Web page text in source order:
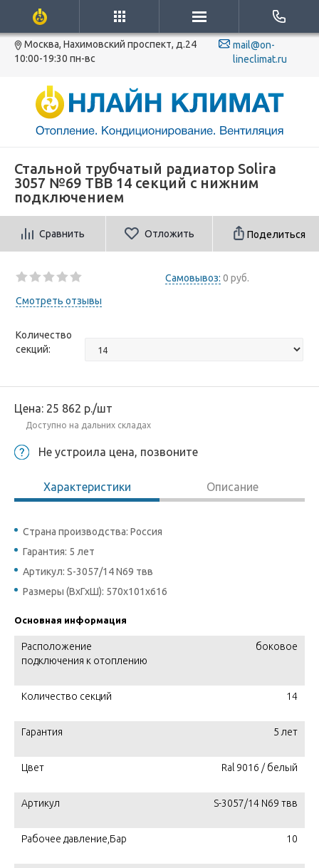
Москва, Нахимовский проспект, д.24
10:00-19:30 пн-вс
mail@on-
lineclimat.ru
Стальной трубчатый радиатор Solira
3057 №69 ТВВ 14 секций с нижним
подключением
Сравнить Отложить Поделиться
Самовывоз: 0 руб.
Смотреть отзывы
Количество
секций:
Цена: 25 862 р./шт
Доступно на дальних складах
Не устроила цена, позвоните
Характеристики Описание
Страна производства: Россия
Гарантия: 5 лет
Артикул: S-3057/14 N69 твв
Размеры (ВхГхШ): 570х101х616
Основная информация
Расположение
подключения к отоплению
боковое
Количество секций 14
Гарантия 5 лет
Цвет Ral 9016 / белый
Артикул S-3057/14 N69 твв
Рабочее давление,Бар 10